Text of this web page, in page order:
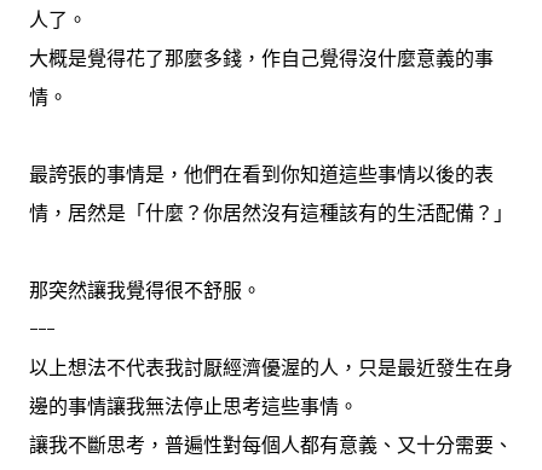
人了。
大概是覺得花了那麼多錢，作自己覺得沒什麼意義的事
情。
最誇張的事情是，他們在看到你知道這些事情以後的表
情，居然是「什麼？你居然沒有這種該有的生活配備？」
那突然讓我覺得很不舒服。
---
以上想法不代表我討厭經濟優渥的人，只是最近發生在身
邊的事情讓我無法停止思考這些事情。
讓我不斷思考，普遍性對每個人都有意義、又十分需要、